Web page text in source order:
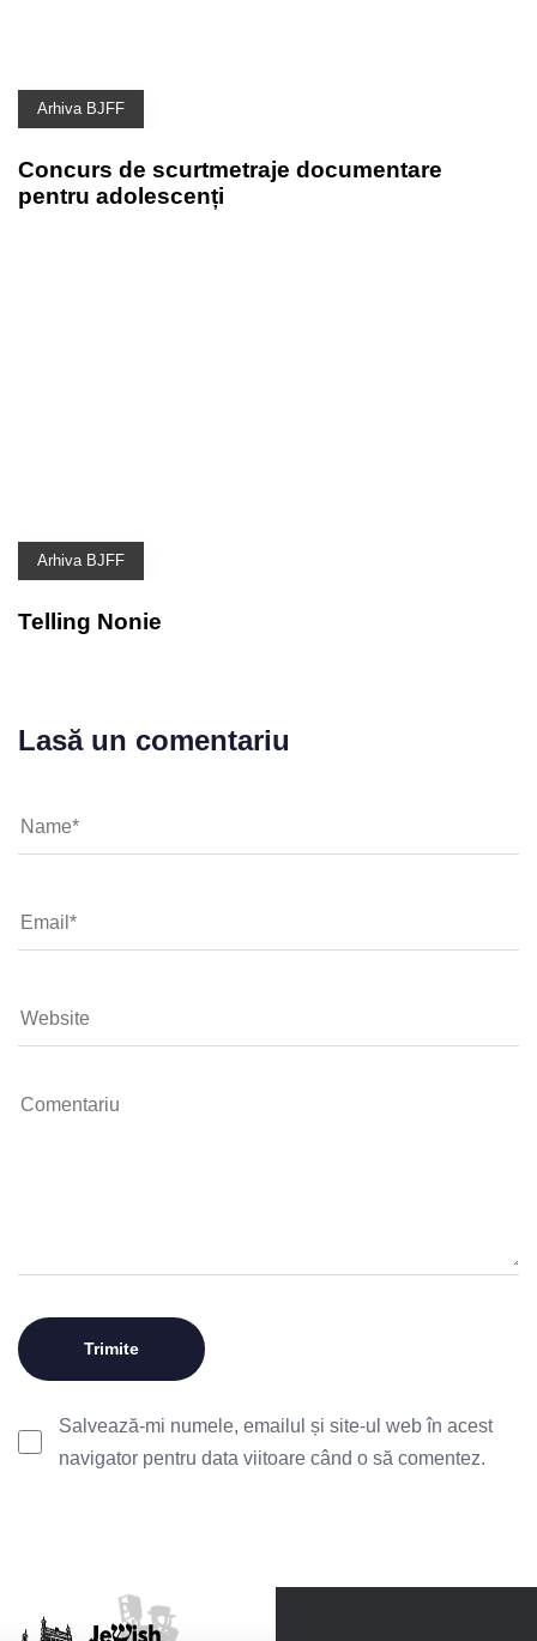
Arhiva BJFF
Concurs de scurtmetraje documentare
pentru adolescenți
Arhiva BJFF
Telling Nonie
Lasă un comentariu
Salvează-mi numele, emailul și site-ul web în acest
navigator pentru data viitoare când o să comentez.